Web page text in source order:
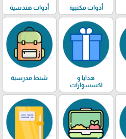
أدوات مكتبية أدوات هندسية
هدايا و
اكسسوارات
شنط مدرسية